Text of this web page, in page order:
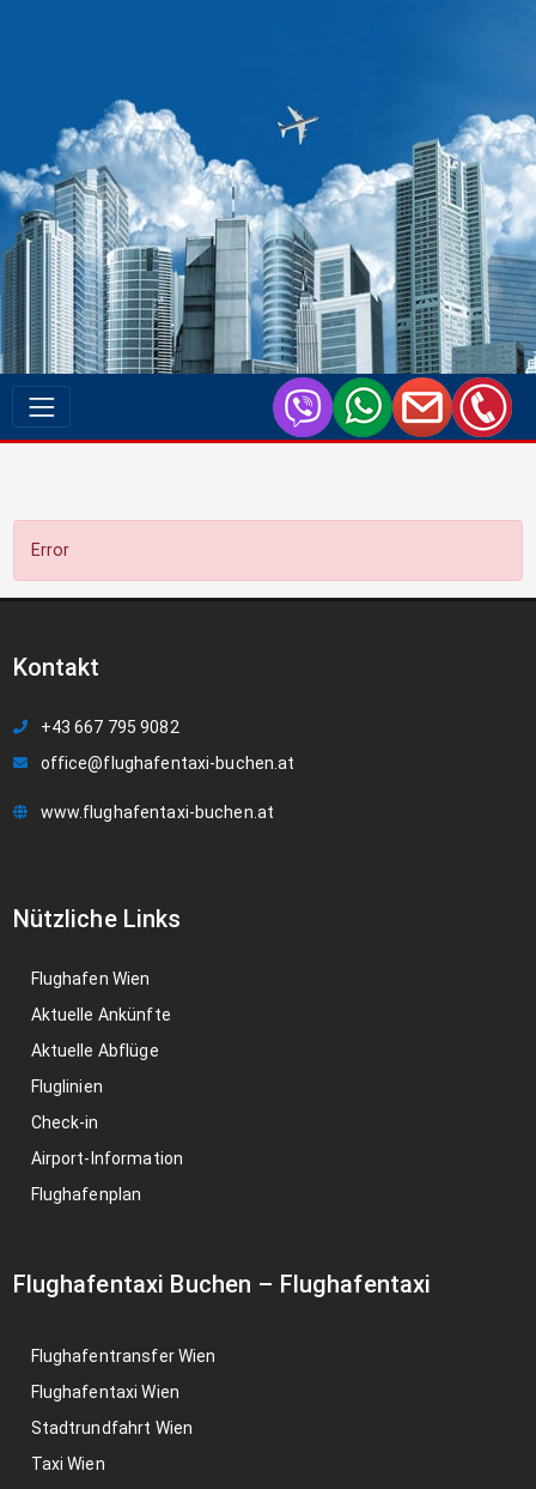
Error
Kontakt
+43 667 795 9082
office@flughafentaxi-buchen.at
www.flughafentaxi-buchen.at
Nützliche Links
Flughafen Wien
Aktuelle Ankünfte
Aktuelle Abflüge
Fluglinien
Check-in
Airport-Information
Flughafenplan
Flughafentaxi Buchen – Flughafentaxi
Flughafentransfer Wien
Flughafentaxi Wien
Stadtrundfahrt Wien
Taxi Wien